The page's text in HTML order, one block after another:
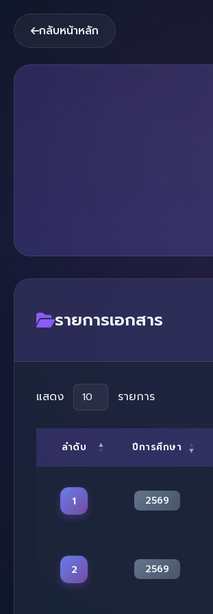
กลับหน้าหลัก
รายการเอกสาร
แสดง รายการ
ลำดับ ปีการศึกษา
1 2569
2 2569